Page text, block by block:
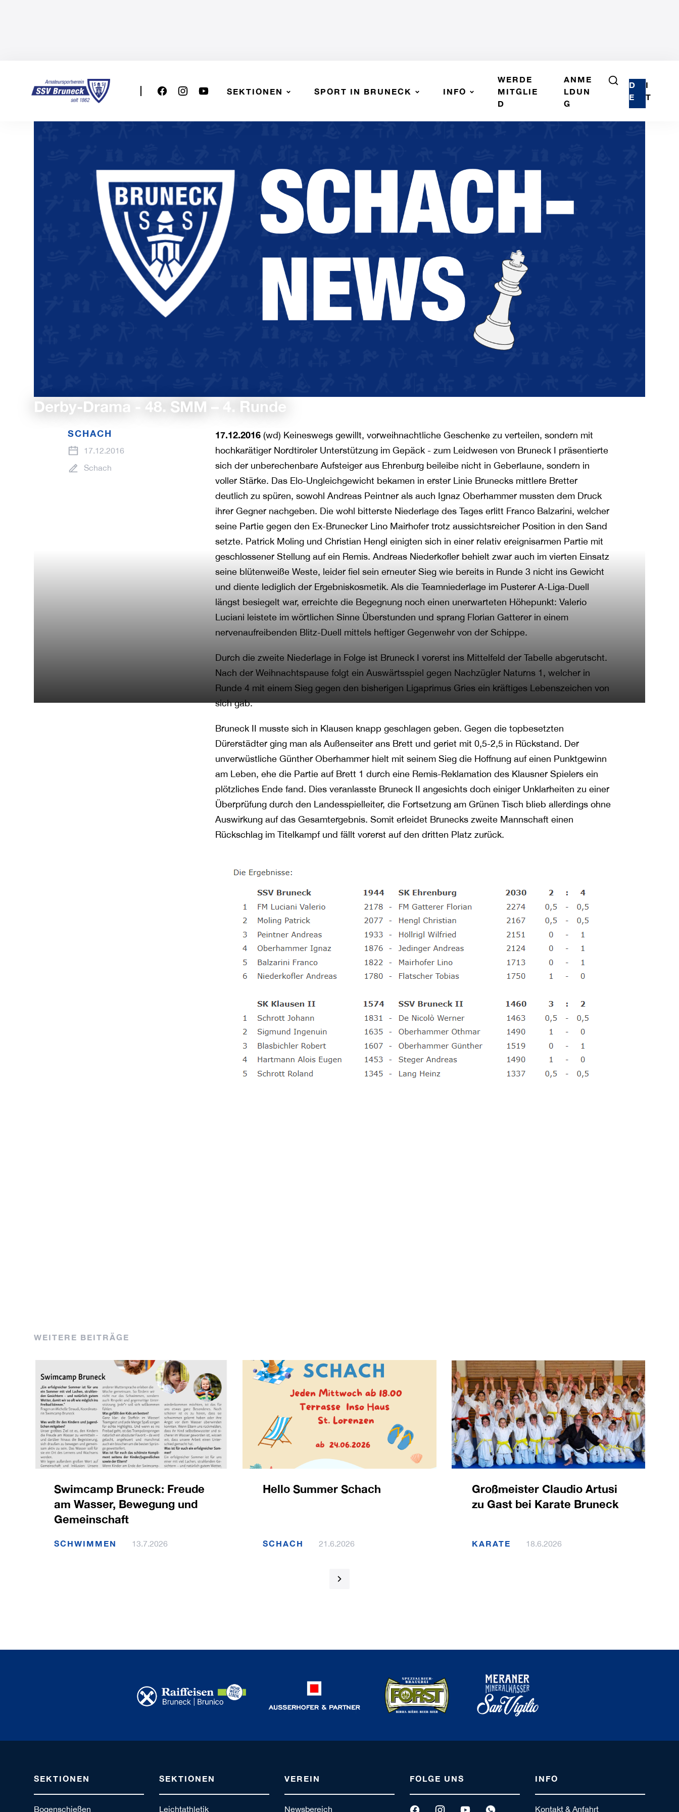
SEKTIONEN SPORT IN BRUNECK INFO
WERDE
MITGLIE
D
ANME
LDUN
G
D
E
I
T
Derby-Drama - 48. SMM – 4. Runde
SCHACH
17.12.2016
Schach
17.12.2016(wd) Keineswegs gewillt, vorweihnachtliche Geschenke zu verteilen, sondern mit
hochkarätiger Nordtiroler Unterstützung im Gepäck - zum Leidwesen von Bruneck I präsentierte
sich der unberechenbare Aufsteiger aus Ehrenburg beileibe nicht in Geberlaune, sondern in
voller Stärke. Das Elo-Ungleichgewicht bekamen in erster Linie Brunecks mittlere Bretter
deutlich zu spüren, sowohl Andreas Peintner als auch Ignaz Oberhammer mussten dem Druck
ihrer Gegner nachgeben. Die wohl bitterste Niederlage des Tages erlitt Franco Balzarini, welcher
seine Partie gegen den Ex-Brunecker Lino Mairhofer trotz aussichtsreicher Position in den Sand
setzte. Patrick Moling und Christian Hengl einigten sich in einer relativ ereignisarmen Partie mit
geschlossener Stellung auf ein Remis. Andreas Niederkofler behielt zwar auch im vierten Einsatz
seine blütenweiße Weste, leider fiel sein erneuter Sieg wie bereits in Runde 3 nicht ins Gewicht
und diente lediglich der Ergebniskosmetik. Als die Teamniederlage im Pusterer A-Liga-Duell
längst besiegelt war, erreichte die Begegnung noch einen unerwarteten Höhepunkt: Valerio
Luciani leistete im wörtlichen Sinne Überstunden und sprang Florian Gatterer in einem
nervenaufreibenden Blitz-Duell mittels heftiger Gegenwehr von der Schippe.
Durch die zweite Niederlage in Folge ist Bruneck I vorerst ins Mittelfeld der Tabelle abgerutscht.
Nach der Weihnachtspause folgt ein Auswärtsspiel gegen Nachzügler Naturns 1, welcher in
Runde 4 mit einem Sieg gegen den bisherigen Ligaprimus Gries ein kräftiges Lebenszeichen von
sich gab.
Bruneck II musste sich in Klausen knapp geschlagen geben. Gegen die topbesetzten
Dürerstädter ging man als Außenseiter ans Brett und geriet mit 0,5-2,5 in Rückstand. Der
unverwüstliche Günther Oberhammer hielt mit seinem Sieg die Hoffnung auf einen Punktgewinn
am Leben, ehe die Partie auf Brett 1 durch eine Remis-Reklamation des Klausner Spielers ein
plötzliches Ende fand. Dies veranlasste Bruneck II angesichts doch einiger Unklarheiten zu einer
Überprüfung durch den Landesspielleiter, die Fortsetzung am Grünen Tisch blieb allerdings ohne
Auswirkung auf das Gesamtergebnis. Somit erleidet Brunecks zweite Mannschaft einen
Rückschlag im Titelkampf und fällt vorerst auf den dritten Platz zurück.
WEITERE BEITRÄGE
Swimcamp Bruneck: Freude
am Wasser, Bewegung und
Gemeinschaft
SCHWIMMEN 13.7.2026
Hello Summer Schach
SCHACH 21.6.2026
Großmeister Claudio Artusi
zu Gast bei Karate Bruneck
KARATE 18.6.2026
1 / 120
SEKTIONEN
Bogenschießen
SEKTIONEN
Leichtathletik
VEREIN
Newsbereich
FOLGE UNS INFO
Kontakt & Anfahrt